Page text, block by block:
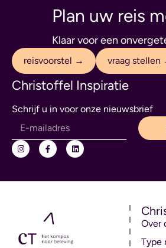
Plan uw reis
Klaar voor een
reisvoorstel → vraag stellen
Christoffel Inspiratie
Schrijf u in voor onze nieuwsbrief
Over
Type